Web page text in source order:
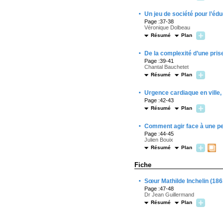
· Un jeu de société pour
Page :37-38
Véronique Dolbeau
Résumé Plan
· De la complexité d’une
Page :39-41
Chantal Bauchetet
Résumé Plan
· Urgence cardiaque en
Page :42-43
Résumé Plan
· Comment agir face à une
Page :44-45
Julien Bouix
Résumé Plan
Fiche
· Sœur Mathilde Inchelin
Page :47-48
Dr Jean Guillermand
Résumé Plan